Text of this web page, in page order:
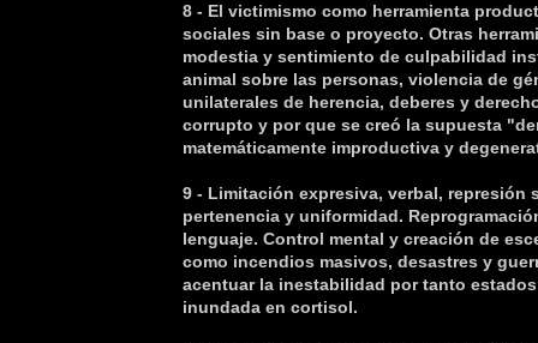
8 - El victimismo como herramienta
sociales sin base o proyecto. Otras
modestia y sentimiento de culpabilidad
animal sobre las personas, violencia de
unilaterales de herencia, deberes y
corrupto y por que se creó la supuesta
matemáticamente improductiva y
9 - Limitación expresiva, verbal, represión
pertenencia y uniformidad.
lenguaje. Control mental y creación de
como incendios masivos, desastres y
acentuar la inestabilidad por tanto
inundada en cortisol.